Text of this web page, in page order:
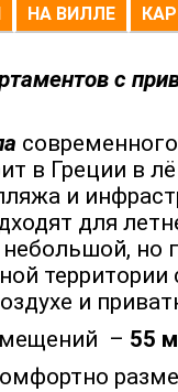
НА ВИЛЛЕ
с
в Греции в
и
для
но
территории
и
– 55